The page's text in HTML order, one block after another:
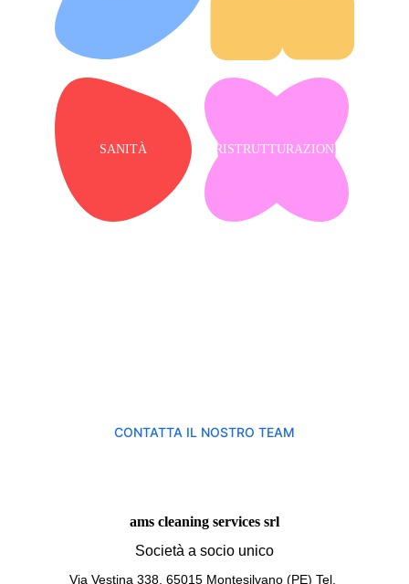
SANITÀ RISTRUTTURAZIONI
CONTATTA IL NOSTRO TEAM
ams cleaning services srl
Società a socio unico
Via Vestina 338, 65015 Montesilvano (PE) Tel.